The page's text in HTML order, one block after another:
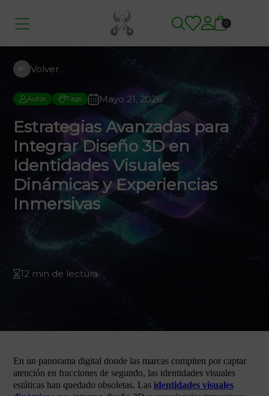
0
Volver
Autor Tags Mayo 21, 2026
Estrategias Avanzadas para
Integrar Diseño 3D en
Identidades Visuales
Dinámicas y Experiencias
Inmersivas
12 min de lectura
En un panorama digital donde las marcas compiten por captar
atención en fracciones de segundo, las identidades visuales
estáticas han quedado obsoletas. Las identidades visuales